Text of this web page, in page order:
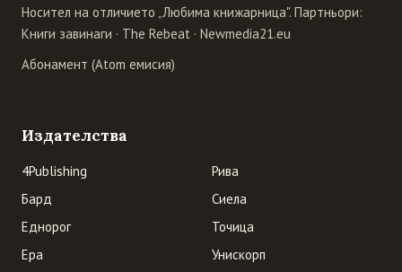
Носител на отличието „Любима книжарница". Партньори:
Книги завинаги · The Rebeat · Newmedia21.eu
Абонамент (Atom емисия)
Издателства
4Publishing
Бард
Еднорог
Ера
Рива
Сиела
Точица
Унискорп